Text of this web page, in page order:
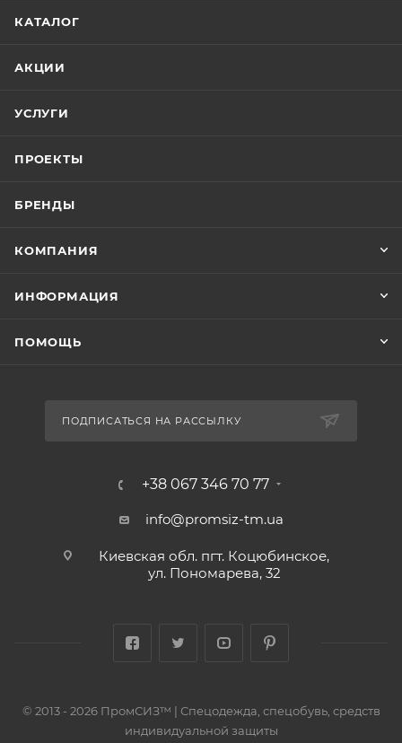
КАТАЛОГ
АКЦИИ
УСЛУГИ
ПРОЕКТЫ
БРЕНДЫ
КОМПАНИЯ
ИНФОРМАЦИЯ
ПОМОЩЬ
ПОДПИСАТЬСЯ НА РАССЫЛКУ
+38 067 346 70 77
info@promsiz-tm.ua
Киевская обл. пгт. Коцюбинское,
ул. Пономарева, 32
© 2013 - 2026 ПромСИЗ™ | Спецодежда, спецобувь, средств
индивидуальной защиты